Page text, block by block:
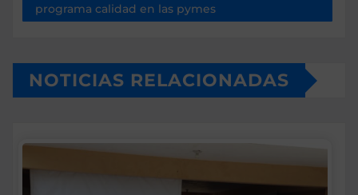
programa calidad en las pymes
NOTICIAS RELACIONADAS